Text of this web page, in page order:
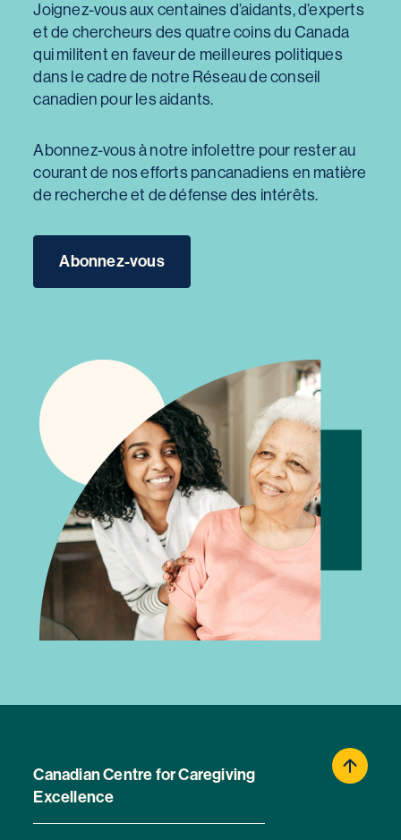
Joignez-vous aux centaines d’aidants, d’experts
et de chercheurs des quatre coins du Canada
qui militent en faveur de meilleures politiques
dans le cadre de notre Réseau de conseil
canadien pour les aidants.
Abonnez-vous à notre infolettre pour rester au
courant de nos efforts pancanadiens en matière
de recherche et de défense des intérêts.
Abonnez-vous
Canadian Centre for Caregiving
Excellence